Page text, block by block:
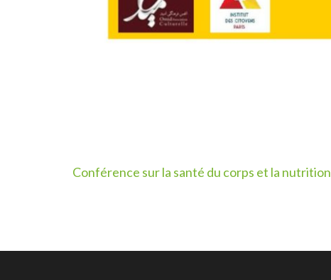
Post
Conférence sur la santé du corps et la nutrition